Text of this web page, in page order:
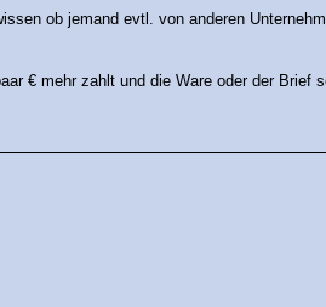
ob jemand evtl. von anderen
€ mehr zahlt und die Ware oder der Brief